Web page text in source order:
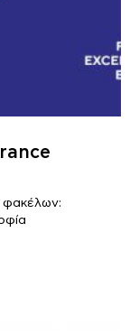
φακέλων: